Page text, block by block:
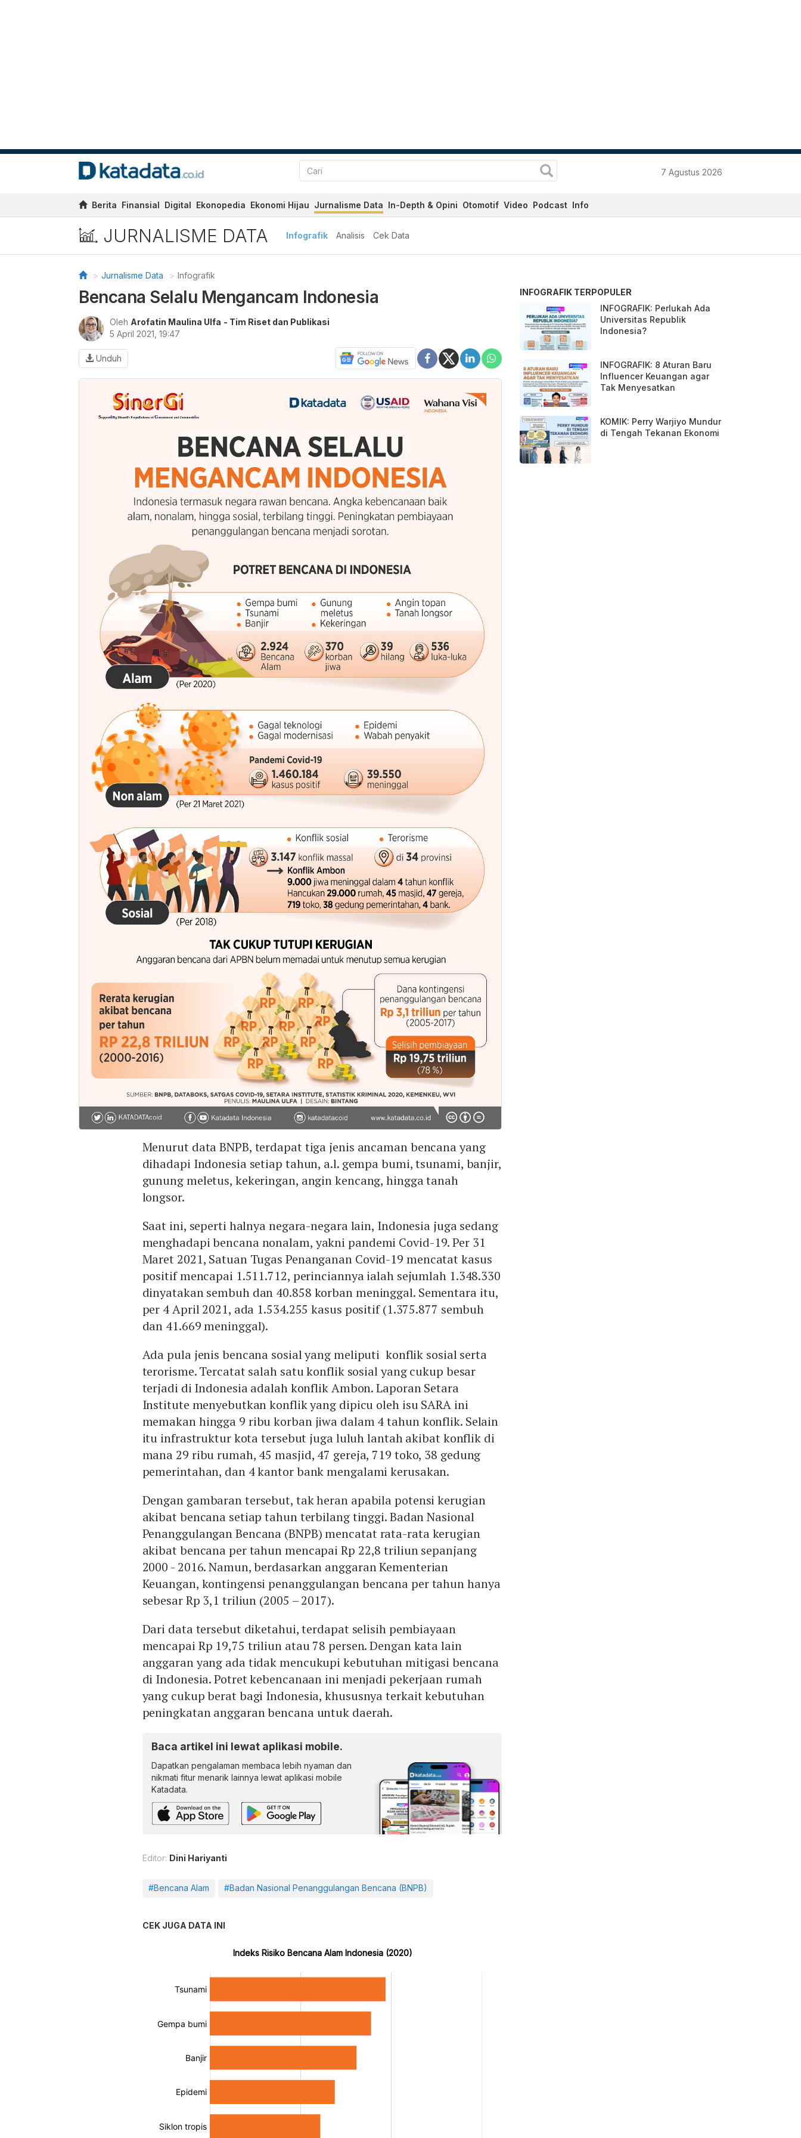
7 Agustus 2026
Berita Finansial Digital Ekonopedia Ekonomi Hijau Jurnalisme Data In-Depth & Opini Otomotif Video Podcast Info
JURNALISME DATA Infografik Analisis Cek Data
Jurnalisme Data Infografik
Bencana Selalu Mengancam Indonesia
Oleh Arofatin Maulina Ulfa - Tim Riset dan Publikasi
5 April 2021, 19:47
Unduh
Menurut data BNPB, terdapat tiga jenis ancaman bencana yang
dihadapi Indonesia setiap tahun, a.l. gempa bumi, tsunami, banjir,
gunung meletus, kekeringan, angin kencang, hingga tanah
longsor.
Saat ini, seperti halnya negara-negara lain, Indonesia juga sedang
menghadapi bencana nonalam, yakni pandemi Covid-19. Per 31
Maret 2021, Satuan Tugas Penanganan Covid-19 mencatat kasus
positif mencapai 1.511.712, perinciannya ialah sejumlah 1.348.330
dinyatakan sembuh dan 40.858 korban meninggal. Sementara itu,
per 4 April 2021, ada 1.534.255 kasus positif (1.375.877 sembuh
dan 41.669 meninggal).
Ada pula jenis bencana sosial yang meliputi konflik sosial serta
terorisme. Tercatat salah satu konflik sosial yang cukup besar
terjadi di Indonesia adalah konflik Ambon. Laporan Setara
Institute menyebutkan konflik yang dipicu oleh isu SARA ini
memakan hingga 9 ribu korban jiwa dalam 4 tahun konflik. Selain
itu infrastruktur kota tersebut juga luluh lantah akibat konflik di
mana 29 ribu rumah, 45 masjid, 47 gereja, 719 toko, 38 gedung
pemerintahan, dan 4 kantor bank mengalami kerusakan.
Dengan gambaran tersebut, tak heran apabila potensi kerugian
akibat bencana setiap tahun terbilang tinggi. Badan Nasional
Penanggulangan Bencana (BNPB) mencatat rata-rata kerugian
akibat bencana per tahun mencapai Rp 22,8 triliun sepanjang
2000 - 2016. Namun, berdasarkan anggaran Kementerian
Keuangan, kontingensi penanggulangan bencana per tahun hanya
sebesar Rp 3,1 triliun (2005 – 2017).
Dari data tersebut diketahui, terdapat selisih pembiayaan
mencapai Rp 19,75 triliun atau 78 persen. Dengan kata lain
anggaran yang ada tidak mencukupi kebutuhan mitigasi bencana
di Indonesia. Potret kebencanaan ini menjadi pekerjaan rumah
yang cukup berat bagi Indonesia, khususnya terkait kebutuhan
peningkatan anggaran bencana untuk daerah.
Baca artikel ini lewat aplikasi mobile.
Dapatkan pengalaman membaca lebih nyaman dan
nikmati fitur menarik lainnya lewat aplikasi mobile
Katadata.
Editor: Dini Hariyanti
#Bencana Alam #Badan Nasional Penanggulangan Bencana (BNPB)
CEK JUGA DATA INI
INFOGRAFIK TERPOPULER
INFOGRAFIK: Perlukah Ada
Universitas Republik
Indonesia?
INFOGRAFIK: 8 Aturan Baru
Influencer Keuangan agar
Tak Menyesatkan
KOMIK: Perry Warjiyo Mundur
di Tengah Tekanan Ekonomi